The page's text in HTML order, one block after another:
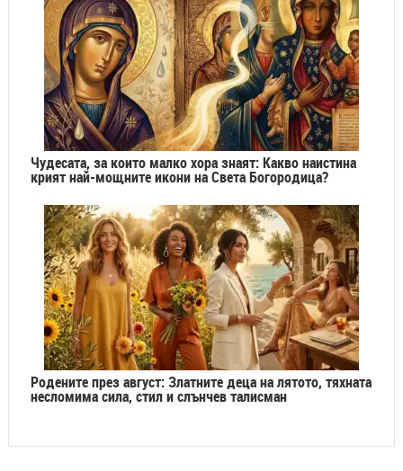
Чудесата, за които малко хора знаят: Какво наистина
крият най-мощните икони на Света Богородица?
Родените през август: Златните деца на лятото, тяхната
несломима сила, стил и слънчев талисман